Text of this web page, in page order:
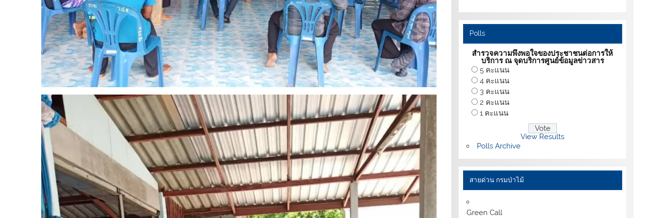
Polls
สำรวจความพึงพอใจของประชาชนต่อการให้
บริการ ณ จุดบริการศูนย์ข้อมูลข่าวสาร
5 คะแนน
4 คะแนน
3 คะแนน
2 คะแนน
1 คะแนน
View Results
Polls Archive
สายด่วน กรมป่าไม้
Green Call